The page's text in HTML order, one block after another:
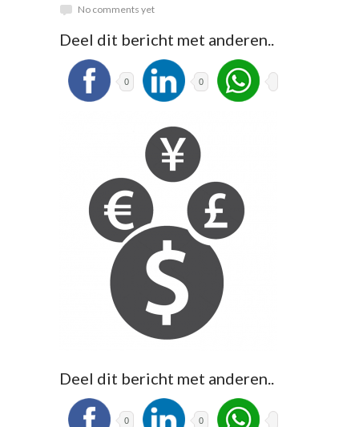
No comments yet
Deel dit bericht met anderen..
0 0
Deel dit bericht met anderen..
0 0